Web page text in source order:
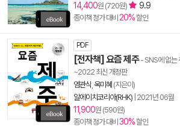
14,400원 (720원) 9.9
종이책 정가 대비 20%할인
PDF
[전자책] 요즘 제주- SNS에 없는
~2022 최신 개정판
염관식 옥미혜 (지은이)
알에이치코리아(RHK) 2021년 06월
11,900원 (590원)
종이책 정가 대비 30%할인